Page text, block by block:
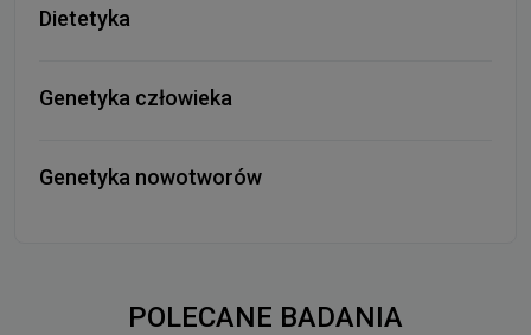
Dietetyka
Genetyka człowieka
Genetyka nowotworów
POLECANE BADANIA